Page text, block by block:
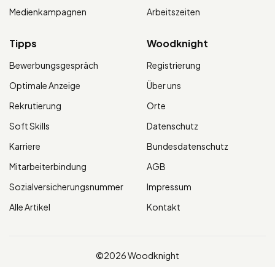
Medienkampagnen
Arbeitszeiten
Tipps
Bewerbungsgespräch
Optimale Anzeige
Rekrutierung
Soft Skills
Karriere
Mitarbeiterbindung
Sozialversicherungsnummer
Alle Artikel
Woodknight
Registrierung
Über uns
Orte
Datenschutz
Bundesdatenschutz
AGB
Impressum
Kontakt
©2026 Woodknight